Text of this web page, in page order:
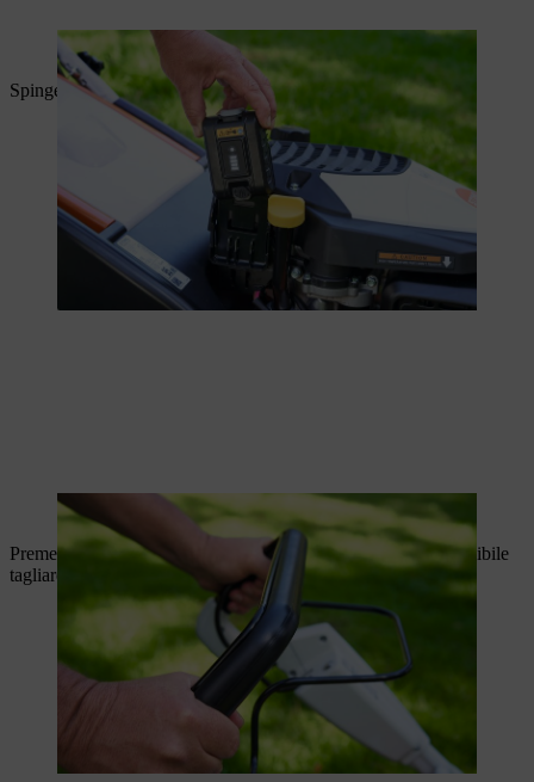
L'accumulatore viene inserito nel motore.
Spingere la staffa di arresto del motore verso il montante.
La staffa di arresto del motore viene spinta verso il montante.
Premere il pulsante di avvio per avviare il tosaerba. Ora è possibile
tagliare il prato.